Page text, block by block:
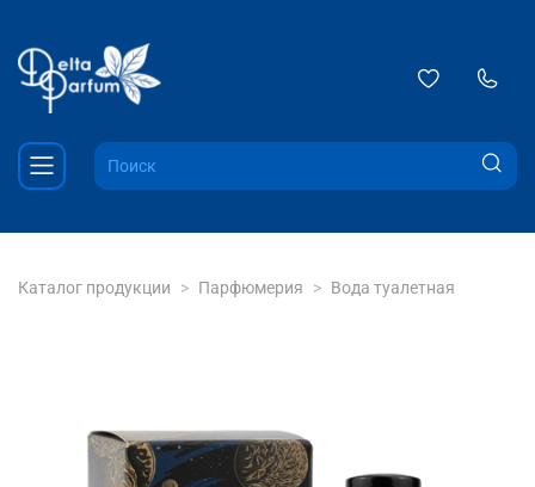
Каталог продукции Парфюмерия Вода туалетная